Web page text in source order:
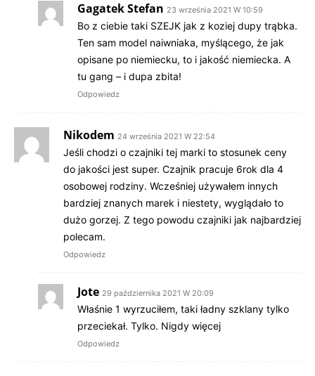
Gagatek Stefan 23 września 2021 W 10:59
Bo z ciebie taki SZEJK jak z koziej dupy trąbka.
Ten sam model naiwniaka, myślącego, że jak
opisane po niemiecku, to i jakość niemiecka. A
tu gang – i dupa zbita!
Odpowiedz
Nikodem 24 września 2021 W 22:54
Jeśli chodzi o czajniki tej marki to stosunek ceny
do jakości jest super. Czajnik pracuje 6rok dla 4
osobowej rodziny. Wcześniej używałem innych
bardziej znanych marek i niestety, wyglądało to
dużo gorzej. Z tego powodu czajniki jak najbardziej
polecam.
Odpowiedz
Jote 29 października 2021 W 20:09
Właśnie 1 wyrzuciłem, taki ładny szklany tylko
przeciekał. Tylko. Nigdy więcej
Odpowiedz